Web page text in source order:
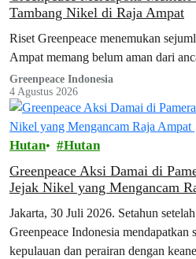
Tambang Nikel di Raja Ampat
Riset Greenpeace menemukan
Ampat memang belum aman dari
Greenpeace Indonesia
4 Agustus 2026
Hutan Hutan
Greenpeace Aksi Damai di
Jejak Nikel yang Mengancam
Jakarta, 30 Juli 2026. Setahun
Greenpeace Indonesia mendapatkan
kepulauan dan perairan dengan